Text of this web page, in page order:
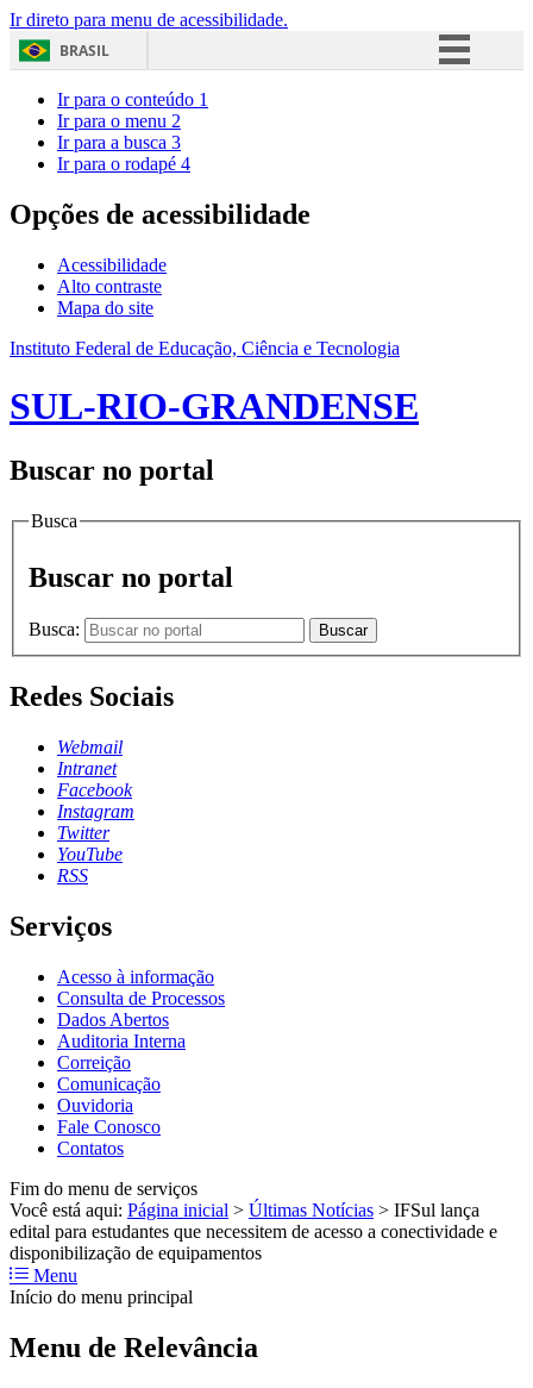
Ir direto para menu de acessibilidade.
BRASIL
Acesso à informação
Ir para o conteúdo 1
Ir para o menu 2
Ir para a busca 3
Ir para o rodapé 4
Opções de acessibilidade
Acessibilidade
Alto contraste
Mapa do site
Instituto Federal de Educação, Ciência e Tecnologia
SUL-RIO-GRANDENSE
Buscar no portal
Busca
Buscar no portal
Busca: Buscar
Redes Sociais
Webmail
Intranet
Facebook
Instagram
Twitter
YouTube
RSS
Serviços
Acesso à informação
Consulta de Processos
Dados Abertos
Auditoria Interna
Correição
Comunicação
Ouvidoria
Fale Conosco
Contatos
Fim do menu de serviços
Você está aqui: Página inicial > Últimas Notícias > IFSul lança
edital para estudantes que necessitem de acesso a conectividade e
disponibilização de equipamentos
Menu
Início do menu principal
Menu de Relevância